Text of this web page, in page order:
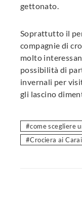
gettonato.
Soprattutto il
compagnie di
molto
possibilità di
invernali per
gli lascino
come scegliere
Crociera ai